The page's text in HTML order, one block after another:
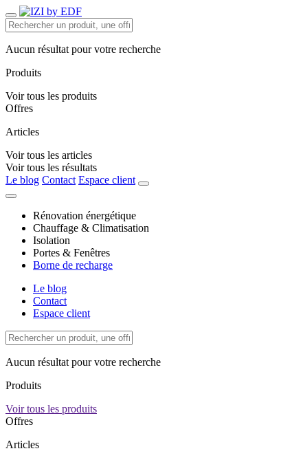
Aucun résultat pour votre recherche
Produits
Voir tous les produits
Offres
Articles
Voir tous les articles
Voir tous les résultats
Le blog Contact Espace client
Rénovation énergétique
Chauffage & Climatisation
Isolation
Portes & Fenêtres
Borne de recharge
Le blog
Contact
Espace client
Aucun résultat pour votre recherche
Produits
Voir tous les produits
Offres
Articles